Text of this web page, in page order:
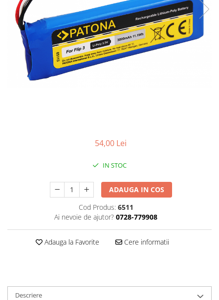
Smartwatch
54,00 Lei
IN STOC
ADAUGA IN COS
Cod Produs: 6511
Ai nevoie de ajutor? 0728-779908
Adauga la Favorite Cere informatii
Descriere